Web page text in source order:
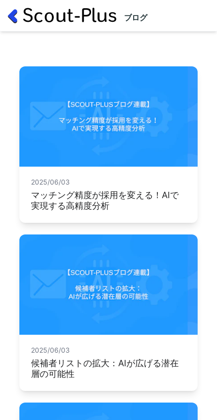
ブログ
2025/06/03
マッチング精度が採用を変える！AIで
実現する高精度分析
2025/06/03
候補者リストの拡大：AIが広げる潜在
層の可能性